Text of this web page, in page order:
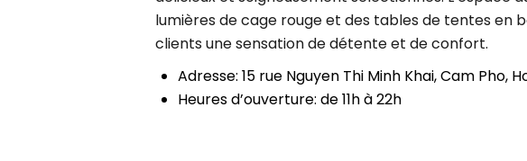
lumières de cage rouge et des tables de tentes en
clients une sensation de détente et de confort.
Adresse: 15 rue Nguyen Thi Minh Khai, Cam Pho,
Heures d’ouverture: de 11h à 22h